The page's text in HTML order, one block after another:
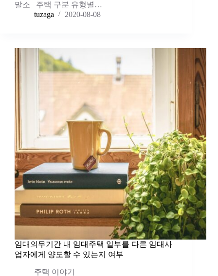
말소 주택 구분 유형별…
tuzaga
2020-08-08
임대의무기간 내 임대주택 일부를 다른 임대사
업자에게 양도할 수 있는지 여부
주택 이야기